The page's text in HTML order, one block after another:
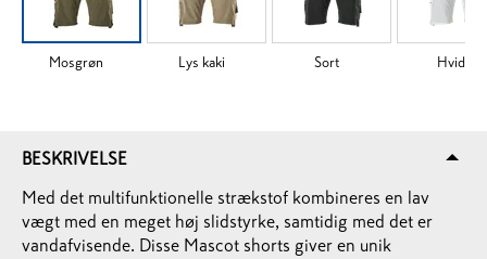
Mosgrøn Lys kaki Sort Hvid
BESKRIVELSE
Med det multifunktionelle strækstof kombineres en lav
vægt med en meget høj slidstyrke, samtidig med det er
vandafvisende. Disse Mascot shorts giver en unik